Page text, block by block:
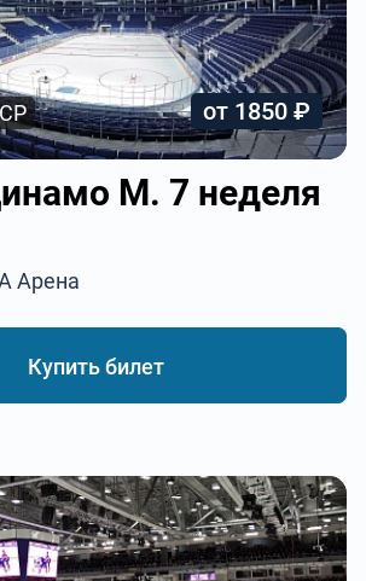
от 1850 ₽
М. 7 неделя
Арена
Купить билет